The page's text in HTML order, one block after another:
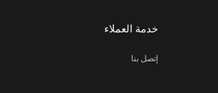
خدمة العملاء
إتصل بنا